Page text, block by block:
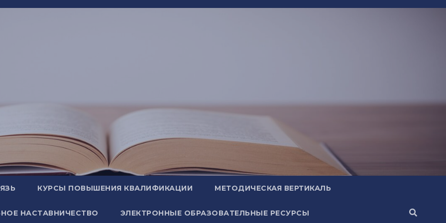
КУРСЫ ПОВЫШЕНИЯ КВАЛИФИКАЦИИ МЕТОДИЧЕСКАЯ ВЕРТИКАЛЬ
НАСТАВНИЧЕСТВО ЭЛЕКТРОННЫЕ ОБРАЗОВАТЕЛЬНЫЕ РЕСУРСЫ